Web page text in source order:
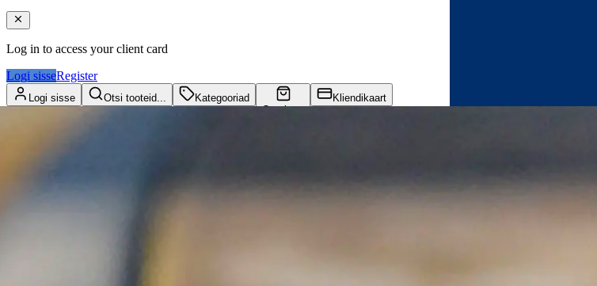
Log in to access your client card
Logi sisseRegister
Logi sisse Otsi tooteid...
Kategooriad
Ostukorv
Kliendikaart